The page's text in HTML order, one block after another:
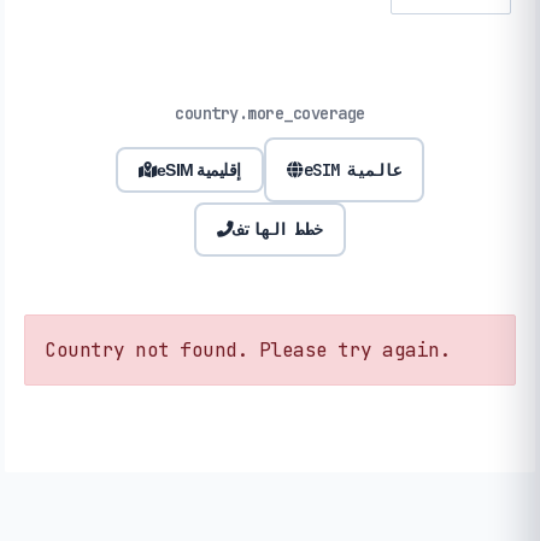
country.more_coverage
eSIM إقليمية eSIM عالمية
خطط الهاتف
Country not found. Please try again.